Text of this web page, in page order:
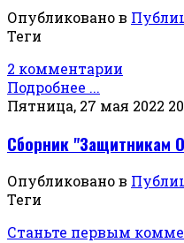
Опубликовано в
Теги
2 комментарии
Подробнее ...
Пятница, 27 мая 2022
Сборник "Защитникам
Опубликовано в
Теги
Станьте первым